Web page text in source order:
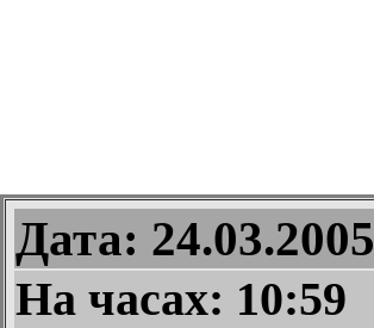
Дата: 24.03.2005
На часах: 10:59